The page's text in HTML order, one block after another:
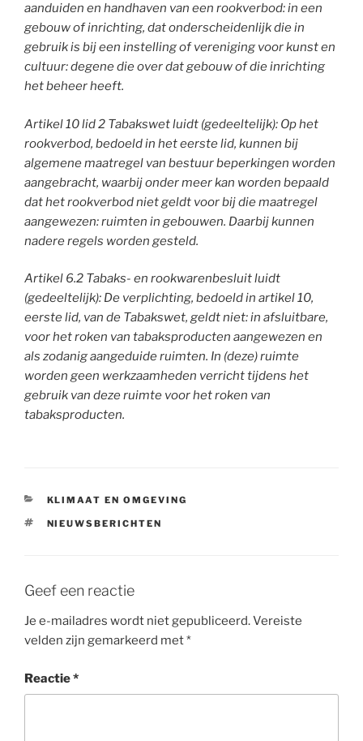
aanduiden en handhaven van een rookverbod: in een
gebouw of inrichting, dat onderscheidenlijk die in
gebruik is bij een instelling of vereniging voor kunst en
cultuur: degene die over dat gebouw of die inrichting
het beheer heeft.
Artikel 10 lid 2 Tabakswet luidt (gedeeltelijk): Op het
rookverbod, bedoeld in het eerste lid, kunnen bij
algemene maatregel van bestuur beperkingen worden
aangebracht, waarbij onder meer kan worden bepaald
dat het rookverbod niet geldt voor bij die maatregel
aangewezen: ruimten in gebouwen. Daarbij kunnen
nadere regels worden gesteld.
Artikel 6.2 Tabaks- en rookwarenbesluit luidt
(gedeeltelijk): De verplichting, bedoeld in artikel 10,
eerste lid, van de Tabakswet, geldt niet: in afsluitbare,
voor het roken van tabaksproducten aangewezen en
als zodanig aangeduide ruimten. In (deze) ruimte
worden geen werkzaamheden verricht tijdens het
gebruik van deze ruimte voor het roken van
tabaksproducten.
CATEGORIEËN
KLIMAAT EN OMGEVING
TAGS
NIEUWSBERICHTEN
Geef een reactie
Je e-mailadres wordt niet gepubliceerd.Vereiste
velden zijn gemarkeerd met*
Reactie*